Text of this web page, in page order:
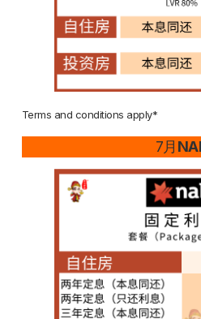
Terms and conditions apply*
7月